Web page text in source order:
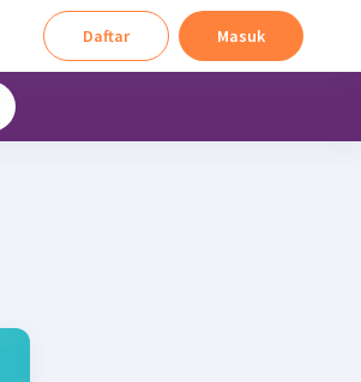
Daftar Masuk